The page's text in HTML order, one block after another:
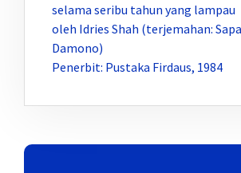
selama seribu tahun yang lampau
oleh Idries Shah (terjemahan:
Damono)
Penerbit: Pustaka Firdaus, 1984